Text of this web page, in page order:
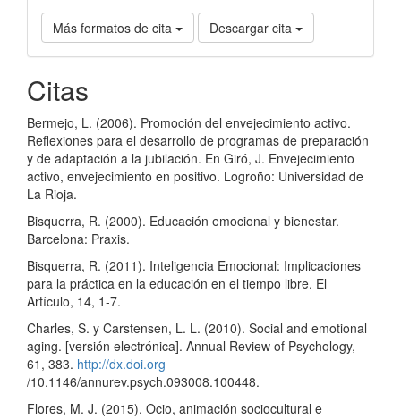
Más formatos de cita Descargar cita
Citas
Bermejo, L. (2006). Promoción del envejecimiento activo.
Reflexiones para el desarrollo de programas de preparación
y de adaptación a la jubilación. En Giró, J. Envejecimiento
activo, envejecimiento en positivo. Logroño: Universidad de
La Rioja.
Bisquerra, R. (2000). Educación emocional y bienestar.
Barcelona: Praxis.
Bisquerra, R. (2011). Inteligencia Emocional: Implicaciones
para la práctica en la educación en el tiempo libre. El
Artículo, 14, 1-7.
Charles, S. y Carstensen, L. L. (2010). Social and emotional
aging. [versión electrónica]. Annual Review of Psychology,
61, 383. http://dx.doi.org
/10.1146/annurev.psych.093008.100448.
Flores, M. J. (2015). Ocio, animación sociocultural e